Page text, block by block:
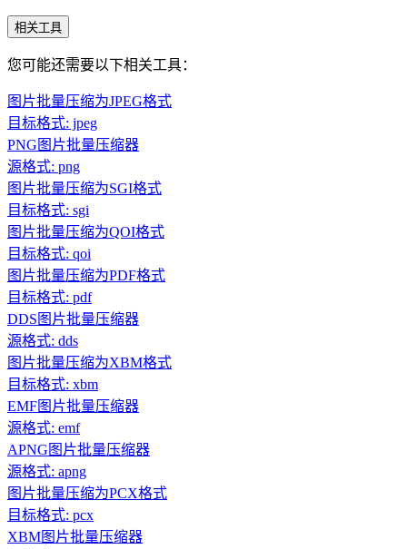
相关工具
您可能还需要以下相关工具：
图片批量压缩为JPEG格式
目标格式: jpeg
PNG图片批量压缩器
源格式: png
图片批量压缩为SGI格式
目标格式: sgi
图片批量压缩为QOI格式
目标格式: qoi
图片批量压缩为PDF格式
目标格式: pdf
DDS图片批量压缩器
源格式: dds
图片批量压缩为XBM格式
目标格式: xbm
EMF图片批量压缩器
源格式: emf
APNG图片批量压缩器
源格式: apng
图片批量压缩为PCX格式
目标格式: pcx
XBM图片批量压缩器